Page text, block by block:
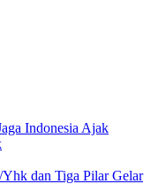
Indonesia Ajak
dan Tiga Pilar Gelar